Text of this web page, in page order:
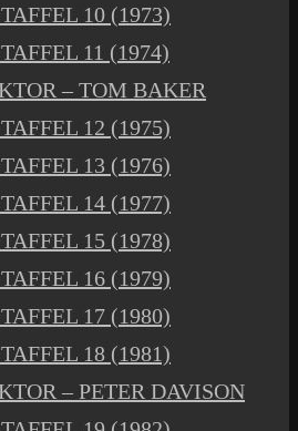
10 (1973)
11 (1974)
– TOM BAKER
12 (1975)
13 (1976)
14 (1977)
15 (1978)
16 (1979)
17 (1980)
18 (1981)
– PETER DAVISON